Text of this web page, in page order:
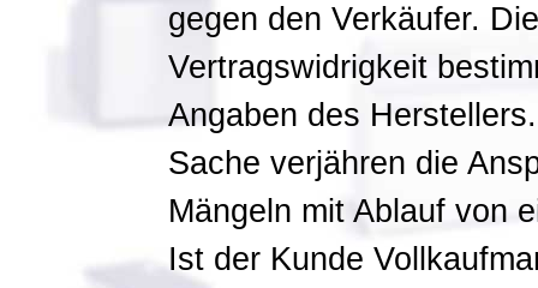
gegen den Verkäufer.
Vertragswidrigkeit
Angaben des
Sache verjähren die
Mängeln mit Ablauf von
Ist der Kunde